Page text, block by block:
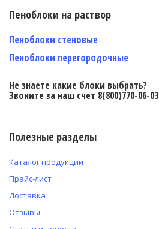
Пеноблоки на раствор
Пеноблоки стеновые
Пеноблоки перегородочные
Не знаете какие блоки выбрать?
Звоните за наш счет 8(800)770-06-03
Полезные разделы
Каталог продукции
Прайс-лист
Доставка
Отзывы